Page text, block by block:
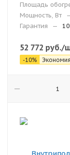
Площадь
Мощность, Вт
Гарантия
—
52 772 руб./
-10% Экономия